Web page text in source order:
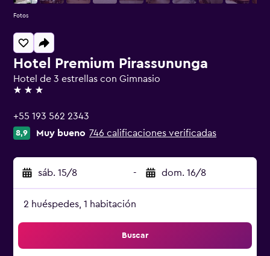
Hotel Premium Pirassununga
Hotel de 3 estrellas con Gimnasio
3 estrellas
+55 193 562 2343
8,9 Muy bueno 746 calificaciones verificadas
sáb. 15/8 - dom. 16/8
2 huéspedes, 1 habitación
Buscar
Fotos